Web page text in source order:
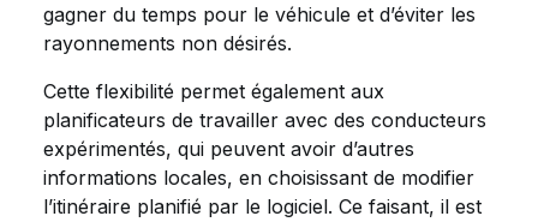
gagner du temps pour le véhicule et d’éviter les
rayonnements non désirés.
Cette flexibilité permet également aux
planificateurs de travailler avec des conducteurs
expérimentés, qui peuvent avoir d’autres
informations locales, en choisissant de modifier
l’itinéraire planifié par le logiciel. Ce faisant, il est